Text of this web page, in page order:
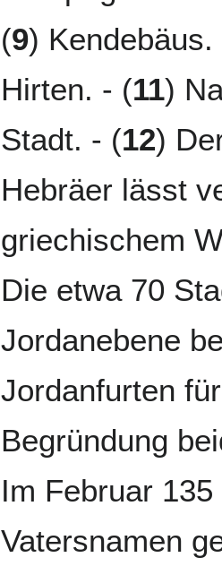
(9) Kendebäus.
Hirten. - (11)
Stadt. - (12)
Hebräer lässt
griechischem
Die etwa 70
Jordanebene
Jordanfurten
Begründung
Im Februar
Vatersnamen